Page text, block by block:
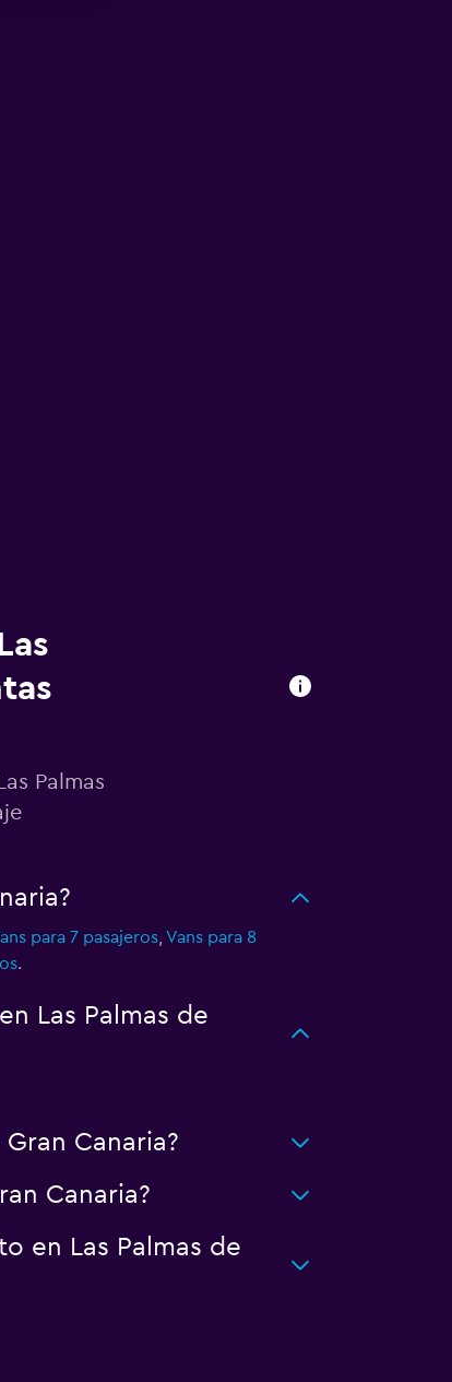
Palmas
para 7 pasajeros, Vans para 8
.
Las Palmas de
Canaria?
Canaria?
en Las Palmas de